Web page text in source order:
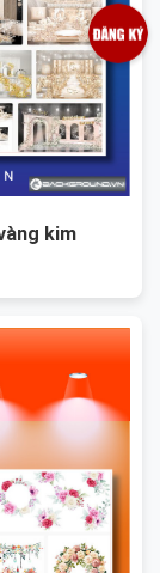
kim